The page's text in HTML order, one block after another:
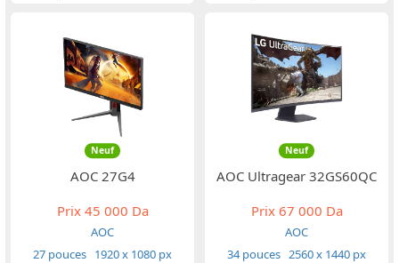
Neuf
AOC 27G4
Prix45 000 Da
AOC
27 pouces 1920 x 1080 px
Neuf
AOC Ultragear ‎32GS60QC
Prix67 000 Da
AOC
34 pouces 2560 x 1440 px